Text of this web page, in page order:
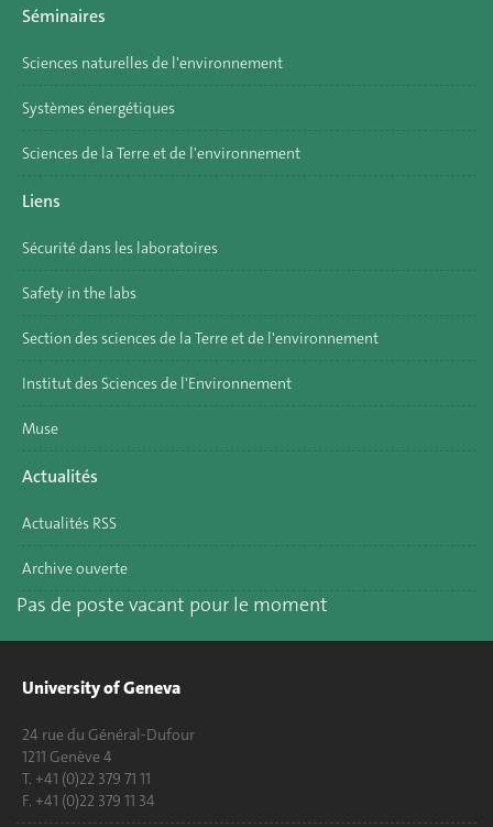
Séminaires
Sciences naturelles de l'environnement
Systèmes énergétiques
Sciences de la Terre et de l'environnement
Liens
Sécurité dans les laboratoires
Safety in the labs
Section des sciences de la Terre et de l'environnement
Institut des Sciences de l'Environnement
Muse
Actualités
Actualités RSS
Archive ouverte
Pas de poste vacant pour le moment
University of Geneva
24 rue du Général-Dufour
1211 Genève 4
T. +41 (0)22 379 71 11
F. +41 (0)22 379 11 34